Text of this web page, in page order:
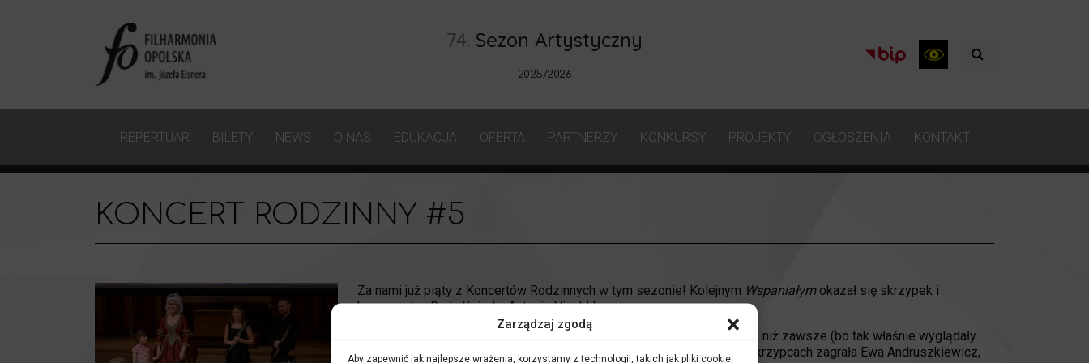
Zarządzaj zgodą
Aby zapewnić jak najlepsze wrażenia, korzystamy z technologii, takich jak pliki cookie,
74. Sezon Artystyczny
2025/2026
REPERTUAR BILETY NEWS O NAS EDUKACJA OFERTA PARTNERZY KONKURSY PROJEKTY OGŁOSZENIA KONTAKT
KONCERT RODZINNY #5
Za nami już piąty z Koncertów Rodzinnych w tym sezonie! Kolejnym Wspaniałymokazał się skrzypek i
kompozytor, Rudy Ksiądz, Antonio Vivaldi!
Orkiestra pod dyrekcją Przemysława Neumanna była nieco mniej liczna niż zawsze (bo tak właśnie wyglądały
orkiestry w baroku), ale mieliśmy za to kilku niesamowitych gości: na skrzypcach zagrała Ewa Andruszkiewicz,